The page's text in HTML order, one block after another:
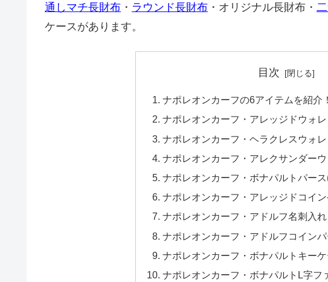
通しマチ長財布 ・ ラウンド長財布 ・オリジナル長財布・
ケースがあります。
目次
ナポレオンカーフの6アイテムを紹介！
ナポレオンカーフ・アレッジドウォレ
ナポレオンカーフ・ヘラクレスウォ
ナポレオンカーフ・アレクサンダーウ
ナポレオンカーフ・ボナパルトパー
ナポレオンカーフ・アレッジドコイ
ナポレオンカーフ・アドルフ名刺入れ
ナポレオンカーフ・アドルフコインパ
ナポレオンカーフ・ボナパルトキーケ
ナポレオンカーフ・ボナパルトL字フ